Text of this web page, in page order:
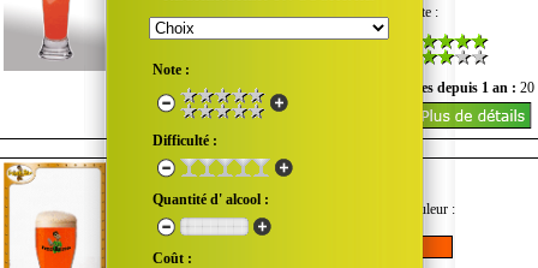
Note :
Difficulté :
Quantité d' alcool :
Coût :
Note :
Nombre de vues du mois : Vues depuis 1 an : 20
Halloween Lantern
Copyright FrenchBar ©
Quantité d'alcool : Couleur :